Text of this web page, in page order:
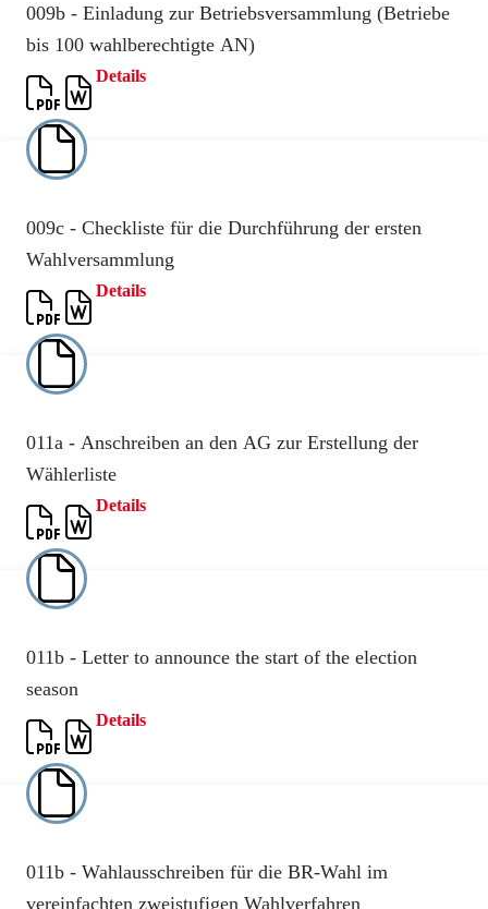
009b - Einladung zur Betriebsversammlung (Betriebe
bis 100 wahlberechtigte AN)
Details
009c - Checkliste für die Durchführung der ersten
Wahlversammlung
Details
011a - Anschreiben an den AG zur Erstellung der
Wählerliste
Details
011b - Letter to announce the start of the election
season
Details
011b - Wahlausschreiben für die BR-Wahl im
vereinfachten zweistufigen Wahlverfahren